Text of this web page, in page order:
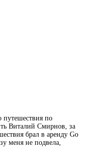
по
Виталий Смирнов, за
брал в аренду Go
меня не подвела,